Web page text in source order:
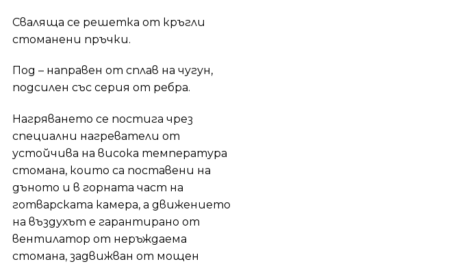
Сваляща се решетка от кръгли
стоманени пръчки.
Под – направен от сплав на чугун,
подсилен със серия от ребра.
Нагряването се постига чрез
специални нагреватели от
устойчива на висока температура
стомана, които са поставени на
дъното и в горната част на
готварската камера, а движението
на въздухът е гарантирано от
вентилатор от неръждаема
стомана, задвижван от мощен